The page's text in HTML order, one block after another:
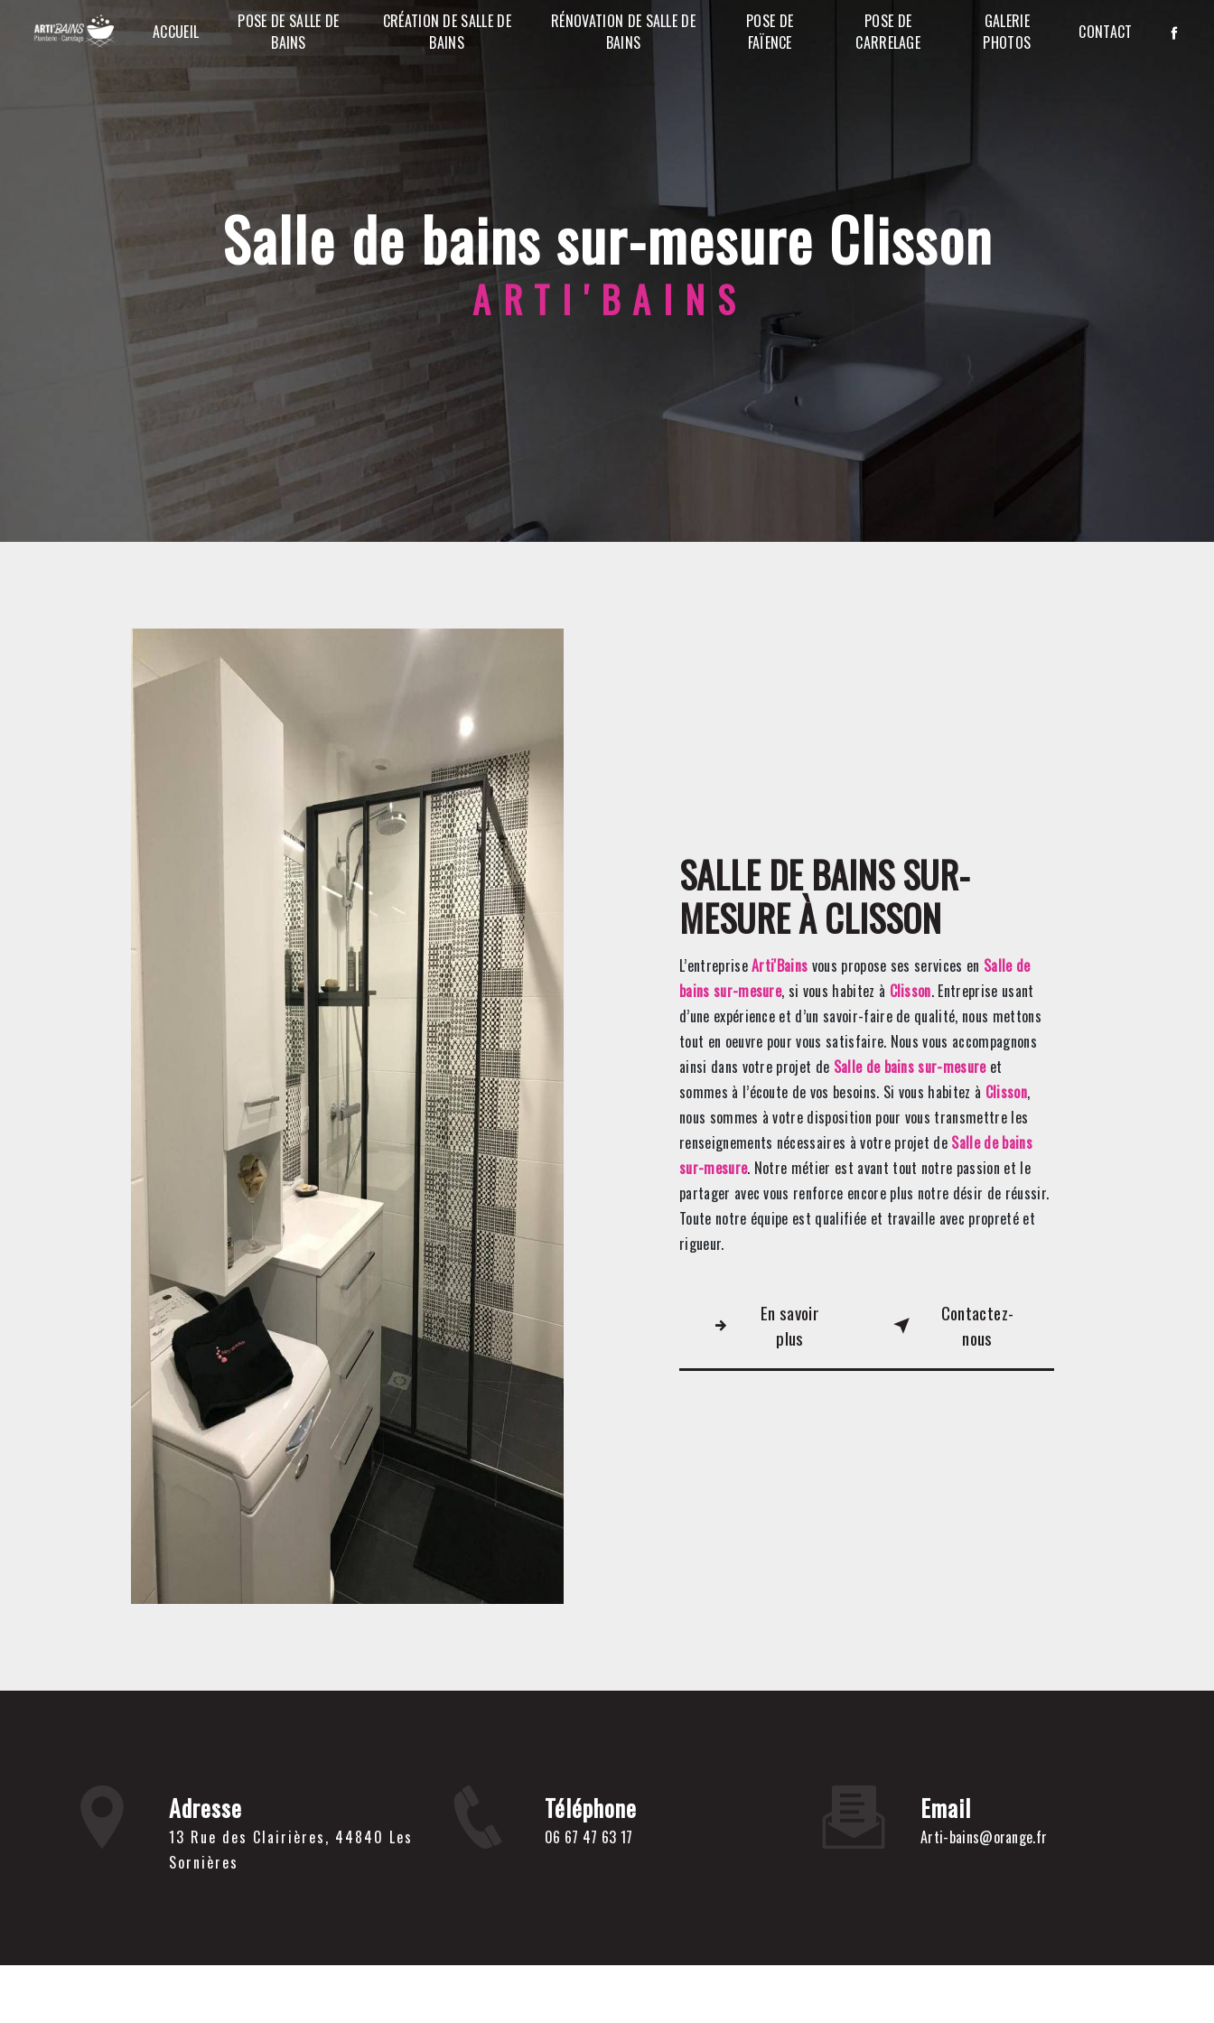
ACCUEIL
POSE DE SALLE DE
BAINS
CRÉATION DE SALLE DE
BAINS
RÉNOVATION DE SALLE DE
BAINS
POSE DE
FAÏENCE
POSE DE
CARRELAGE
GALERIE
PHOTOS
CONTACT
Salle de bains sur-mesure Clisson
ARTI'BAINS
SALLE DE BAINS SUR-
MESURE À CLISSON
L’entrepriseArti'Bains vous propose ses services en Salle de
bains sur-mesure, si vous habitez à Clisson. Entreprise usant
d’une expérience et d’un savoir-faire de qualité, nous mettons
tout en oeuvre pour vous satisfaire. Nous vous accompagnons
ainsi dans votre projet de Salle de bains sur-mesureet
sommes à l’écoute de vos besoins. Si vous habitez à Clisson,
nous sommes à votre disposition pour vous transmettre les
renseignements nécessaires à votre projet de Salle de bains
sur-mesure. Notre métier est avant tout notre passion et le
partager avec vous renforce encore plus notre désir de réussir.
Toute notre équipe est qualifiée et travaille avec propreté et
rigueur.
En savoir
plus
Contactez-
nous
Adresse
13 Rue des Clairières, 44840 Les
Sornières
Téléphone
06 67 47 63 17
Email
arti-bains@orange.fr
Panneau de gestion des cookies